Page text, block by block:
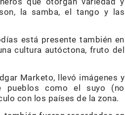
la samba, el tango y las
está presente también en
cultura autóctona, fruto del
Marketo, llevó imágenes y
pueblos como el suyo (no
con los países de la zona.